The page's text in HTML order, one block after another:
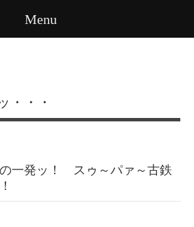
Menu
・・・
一発ッ！ スゥ～パァ～古鉄